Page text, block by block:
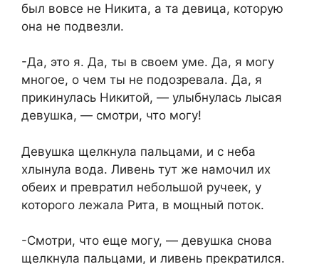
был вовсе не Никита, а та девица, которую
она не подвезли.
-Да, это я. Да, ты в своем уме. Да, я могу
многое, о чем ты не подозревала. Да, я
прикинулась Никитой, — улыбнулась лысая
девушка, — смотри, что могу!
Девушка щелкнула пальцами, и с неба
хлынула вода. Ливень тут же намочил их
обеих и превратил небольшой ручеек, у
которого лежала Рита, в мощный поток.
-Смотри, что еще могу, — девушка снова
щелкнула пальцами, и ливень прекратился.